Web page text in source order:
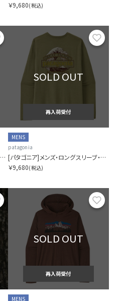
￥9,680(税込)
お気に入り
[パタゴニア]ウィメンズ・キャプリーン・クール・デイリー・フーディ（フィッツロイ・ニンバス）
SOLD OUT
再入荷受付
MENS
patagonia
[パタゴニア]メンズ・ロングスリーブ・キャプリーン・クール・デイリー・シャツ（グレート・ウェーブス）
￥9,680(税込)
お気に入り
SOLD OUT
再入荷受付
MENS